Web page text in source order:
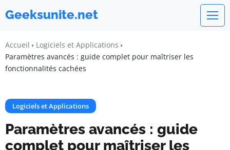
Geeksunite.net
Accueil
Logiciels et Applications
Paramètres avancés : guide complet pour maîtriser les
fonctionnalités cachées
Logiciels et Applications
Paramètres avancés : guide
complet pour maîtriser les